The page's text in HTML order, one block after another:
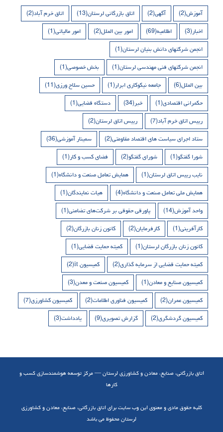
آموزش(2) آگهی(2) اتاق بازرگانی لرستان(13) اتاق خرم آباد(2)
اخبار(3) اطلاعیه(69) امور بین الملل(2) امور مالیاتی(1)
انجمن شرکتهای دانش بنیان لرستان(1)
انجمن شرکتهای فنی مهندسی لرستان(1) بخش خصوصی(1)
بین الملل(6) جامعه نیکوکاری ابرار(1) حسین سلاح ورزی(11)
حکمرانی اقتصادی(1) خبر(34) دستگاه قضایی(1)
رییس اتاق خرم آباد(7) رییس اتاق لرستان(2)
ستاد اجرای سیاست های اقتصاد مقاومتی(2) سمینار آموزشی(36)
شورا گفتگو(1) شورای گفتگو(2) فضای کسب و کار(1)
نایب رییس اتاق لرستان(1) همایش تعامل صنعت و دانشگاه(1)
همایش ملی تعامل صنعت و دانشگاه(4) هیات نمایندگان(1)
واحد آموزش(14) پاورقی حقوقی بر شرکت‌های تضامنی(1)
کارآفرینی(1) کارفرمایان(2) کانون زنان بازرگان(2)
کانون زنان بازرگان لرستان(1) کمیته حمایت قضایی(1)
کمیته حمایت قضایی از سرمایه گذاری(2) کمیسیون it (2)
کمیسیون صنایع و معادن(1) کمیسیون صنعت و معدن(3)
کمیسیون عمران(2) کمیسیون فناوری اطلاعات(2) کمیسیون کشاورزی(7)
کمیسیون گردشگری(2) گزارش تصویری(9) یادداشت(3)
اتاق بازرگانی، صنایع، معادن و کشاورزی لرستان — مرکز توسعه هوشمندسازی کسب و
کارها
کلیه حقوق مادی و معنوی این وب سایت برای اتاق بازرگانی، صنایع، معادن و کشاورزی
لرستان محفوظ می باشد